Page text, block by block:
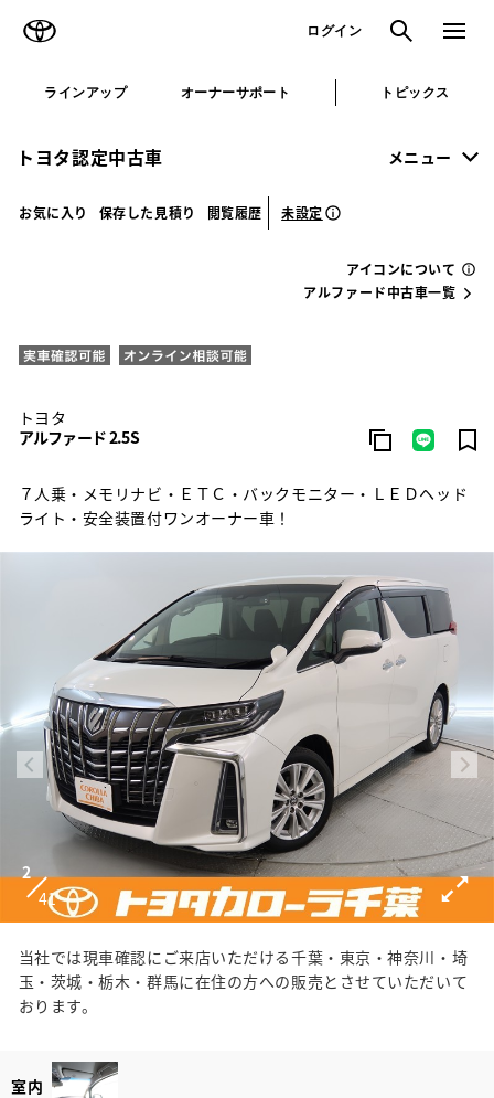
ログイン 検索 メニュ
ラインアップ オーナーサポート トピックス
トヨタ認定中古車 メニュー
お気に入り 保存した見積り 閲覧履歴 未設定
アイコンについて
アルファード中古車一覧
トヨタ
アルファード 2.5S
７人乗・メモリナビ・ＥＴＣ・バックモニター・ＬＥＤヘッド
ライト・安全装置付ワンオーナー車！
2
41
当社では現車確認にご来店いただける千葉・東京・神奈川・埼
玉・茨城・栃木・群馬に在住の方への販売とさせていただいて
おります。
室内